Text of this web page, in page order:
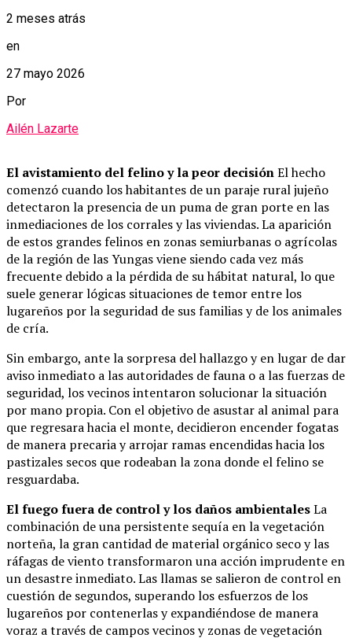
2 meses atrás
en
27 mayo 2026
Por
Ailén Lazarte
El avistamiento del felino y la peor decisiónEl hecho
comenzó cuando los habitantes de un paraje rural jujeño
detectaron la presencia de un puma de gran porte en las
inmediaciones de los corrales y las viviendas. La aparición
de estos grandes felinos en zonas semiurbanas o agrícolas
de la región de las Yungas viene siendo cada vez más
frecuente debido a la pérdida de su hábitat natural, lo que
suele generar lógicas situaciones de temor entre los
lugareños por la seguridad de sus familias y de los animales
de cría.
Sin embargo, ante la sorpresa del hallazgo y en lugar de dar
aviso inmediato a las autoridades de fauna o a las fuerzas de
seguridad, los vecinos intentaron solucionar la situación
por mano propia. Con el objetivo de asustar al animal para
que regresara hacia el monte, decidieron encender fogatas
de manera precaria y arrojar ramas encendidas hacia los
pastizales secos que rodeaban la zona donde el felino se
resguardaba.
El fuego fuera de control y los daños ambientalesLa
combinación de una persistente sequía en la vegetación
norteña, la gran cantidad de material orgánico seco y las
ráfagas de viento transformaron una acción imprudente en
un desastre inmediato. Las llamas se salieron de control en
cuestión de segundos, superando los esfuerzos de los
lugareños por contenerlas y expandiéndose de manera
voraz a través de campos vecinos y zonas de vegetación